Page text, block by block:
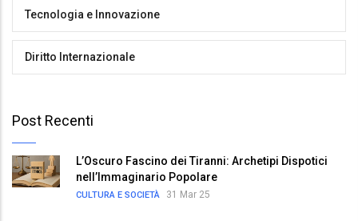
Tecnologia e Innovazione
Diritto Internazionale
Post Recenti
L’Oscuro Fascino dei Tiranni: Archetipi Dispotici
nell’Immaginario Popolare
CULTURA E SOCIETÀ 31 Mar 25